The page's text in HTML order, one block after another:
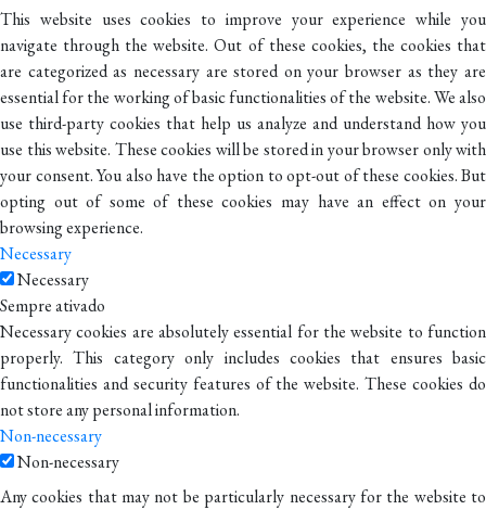
This website uses cookies to improve your experience while you
navigate through the website. Out of these cookies, the cookies that
are categorized as necessary are stored on your browser as they are
essential for the working of basic functionalities of the website. We also
use third-party cookies that help us analyze and understand how you
use this website. These cookies will be stored in your browser only with
your consent. You also have the option to opt-out of these cookies. But
opting out of some of these cookies may have an effect on your
browsing experience.
Necessary
Necessary
Sempre ativado
Necessary cookies are absolutely essential for the website to function
properly. This category only includes cookies that ensures basic
functionalities and security features of the website. These cookies do
not store any personal information.
Non-necessary
Non-necessary
Any cookies that may not be particularly necessary for the website to